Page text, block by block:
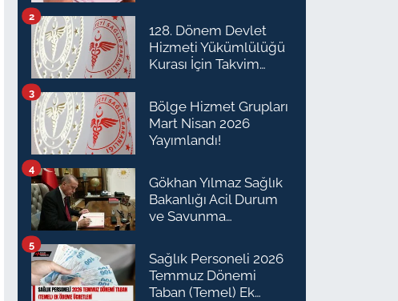
128. Dönem Devlet
Hizmeti Yükümlülüğü
Kurası İçin Takvim
2
Bölge Hizmet Grupları
Mart Nisan 2026
Yayımlandı!
3
Gökhan Yılmaz Sağlık
Bakanlığı Acil Durum
ve Savunma
Başkanı Olarak Atandı
4
Sağlık Personeli 2026
Temmuz Dönemi
Taban (Temel) Ek
5